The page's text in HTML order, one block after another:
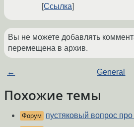
Ссылка
Вы не можете добавлять
перемещена в архив.
← General
Похожие темы
Форум пустяковый вопрос про